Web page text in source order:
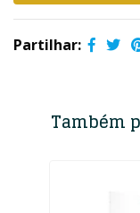
Partilhar:
Também